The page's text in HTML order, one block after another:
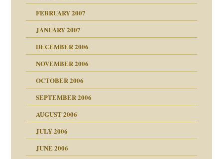
voller Absicht!"
FEBRUARY 2007
JANUARY 2007
DECEMBER 2006
NOVEMBER 2006
OCTOBER 2006
SEPTEMBER 2006
AUGUST 2006
JULY 2006
JUNE 2006